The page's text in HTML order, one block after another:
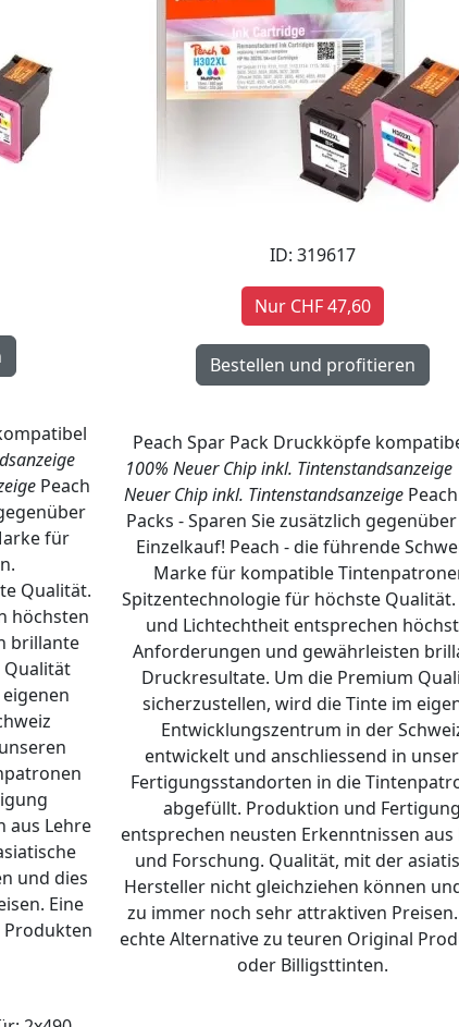
Peach
für
Qualität.
höchsten
brillante
Qualität
aus Lehre
und dies
Eine
ID: 319617
Nur CHF 47,60
Peach Spar Pack Druckköpfe
100% Neuer Chip inkl. Tintenstandsanzeige
Neuer Chip inkl. Tintenstandsanzeige
Packs - Sparen Sie zusätzlich
Einzelkauf! Peach - die führende
Marke für kompatible
Spitzentechnologie für höchste Qualität.
und Lichtechtheit entsprechen
Anforderungen und gewährleisten
Druckresultate. Um die Premium
sicherzustellen, wird die Tinte im
Entwicklungszentrum in der
entwickelt und anschliessend in
Fertigungsstandorten in die
abgefüllt. Produktion und Fertigung
entsprechen neusten Erkenntnissen aus
und Forschung. Qualität, mit der
Hersteller nicht gleichziehen können
zu immer noch sehr attraktiven
echte Alternative zu teuren Original
oder Billigsttinten.